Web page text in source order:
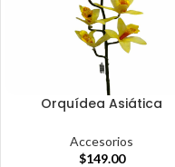
Orquídea Asiática
Accesorios
$149.00